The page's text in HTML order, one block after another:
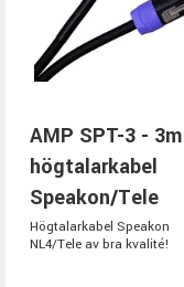
AMP SPT-3 - 3m
högtalarkabel
Speakon/Tele
Högtalarkabel Speakon
NL4/Tele av bra kvalité!